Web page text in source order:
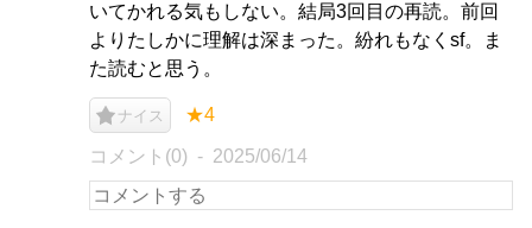
いてかれる気もしない。結局3回目の再読。前回
よりたしかに理解は深まった。紛れもなくsf。ま
た読むと思う。
ナイス ★4
コメント(0) 2025/06/14